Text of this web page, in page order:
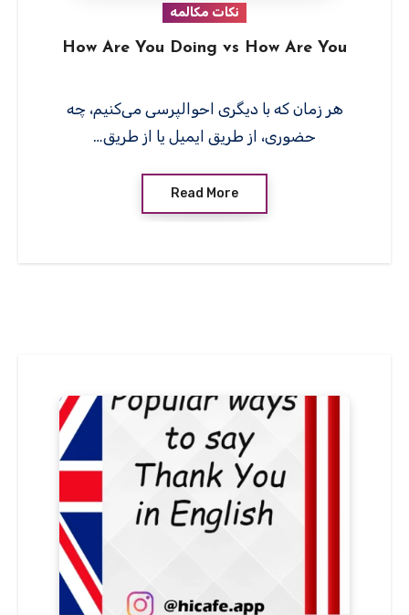
نکات مکالمه
How Are You Doing vs How Are You
هر زمان که با دیگری احوالپرسی می‌کنیم، چه
حضوری، از طریق ایمیل یا از طریق…
Read More